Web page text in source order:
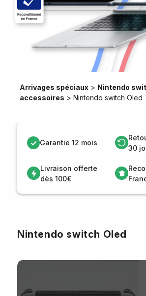
Arrivages spéciaux > Nintendo
accessoires > Nintendo switch Oled
Garantie 12 mois
30
Livraison offerte
dès 100€
Nintendo switch Oled